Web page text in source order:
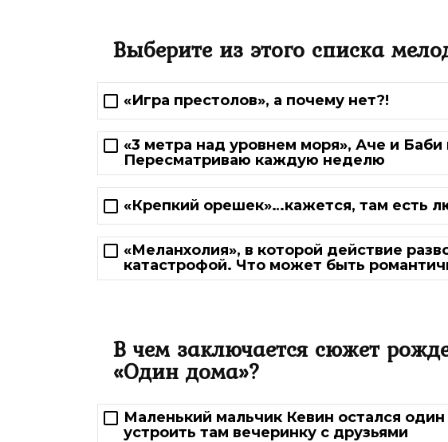
Выберите из этого списка
«Игра престолов», а почему нет?!
«3 метра над уровнем моря», Аче и
Пересматриваю каждую неделю
«Крепкий орешек»…кажется, там есть
«Меланхолия», в которой действие
катастрофой. Что может быть
В чем заключается сюжет
«Один дома»?
Маленький мальчик Кевин остался
устроить там вечеринку с друзьями